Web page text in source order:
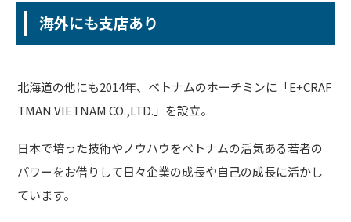
海外にも支店あり
北海道の他にも2014年、ベトナムのホーチミンに「E+CRAF
TMAN VIETNAM CO.,LTD.」を設立。
日本で培った技術やノウハウをベトナムの活気ある若者の
パワーをお借りして日々企業の成長や自己の成長に活かし
ています。